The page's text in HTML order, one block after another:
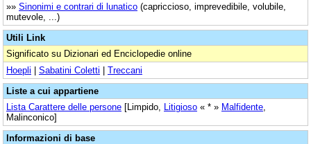
»» Sinonimi e contrari di lunatico (capriccioso, imprevedibile, volubile,
mutevole, ...)
Utili Link
Significato su Dizionari ed Enciclopedie online
Hoepli | Sabatini Coletti | Treccani
Liste a cui appartiene
Lista Carattere delle persone [Limpido, Litigioso « * » Malfidente
Malinconico]
Informazioni di base